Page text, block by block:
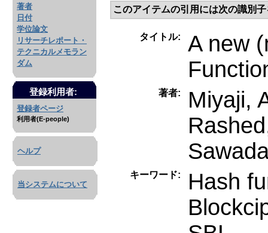
著者
日付
学位論文
リサーチレポート・
テクニカルメモラン
ダム
登録利用者:
登録者ページ
利用者(E-people)
ヘルプ
当システムについて
このアイテムの引用には次の識別
タイトル:
A new
著者:
Miyaji,
キーワード:
Hash